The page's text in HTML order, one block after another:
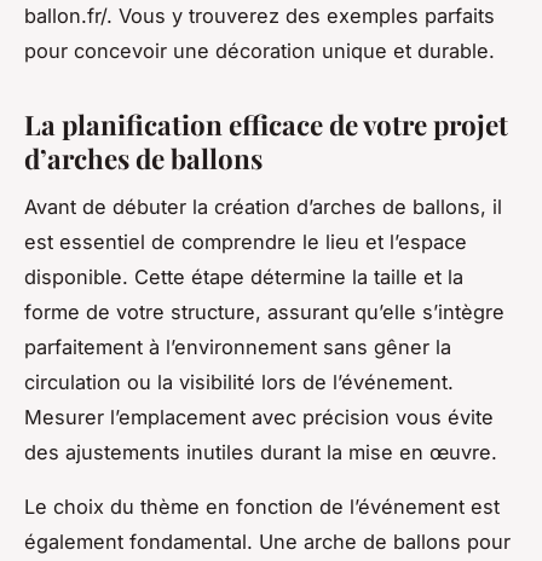
ballon.fr/. Vous y trouverez des exemples parfaits
pour concevoir une décoration unique et durable.
La planification efficace de votre projet
d’arches de ballons
Avant de débuter la création d’arches de ballons, il
est essentiel de comprendre le lieu et l’espace
disponible. Cette étape détermine la taille et la
forme de votre structure, assurant qu’elle s’intègre
parfaitement à l’environnement sans gêner la
circulation ou la visibilité lors de l’événement.
Mesurer l’emplacement avec précision vous évite
des ajustements inutiles durant la mise en œuvre.
Le choix du thème en fonction de l’événement est
également fondamental. Une arche de ballons pour